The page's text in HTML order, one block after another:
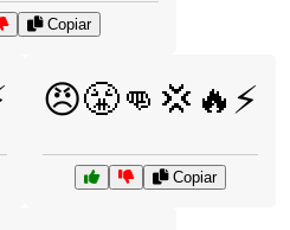
Copiar
😠😤👊💢🔥⚡
Copiar